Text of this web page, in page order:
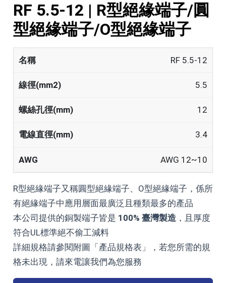
RF 5.5-12 | R型絕緣端子/圓
型絕緣端子/O型絕緣端子
RF 5.5-12
5.5
12
3.4
AWG 12~10
R型絕緣端子又稱圓型絕緣端子、O型絕緣端子，係所
有絕緣端子中應用層面最廣泛且種類最多的產品
本公司提供的銅製端子皆是 100% 臺灣製造，且厚度
符合UL標準絕不偷工減料
詳細規格請參閱附圖「產品規格表」，若您所需的規
格未出現，請來電讓我們為您服務